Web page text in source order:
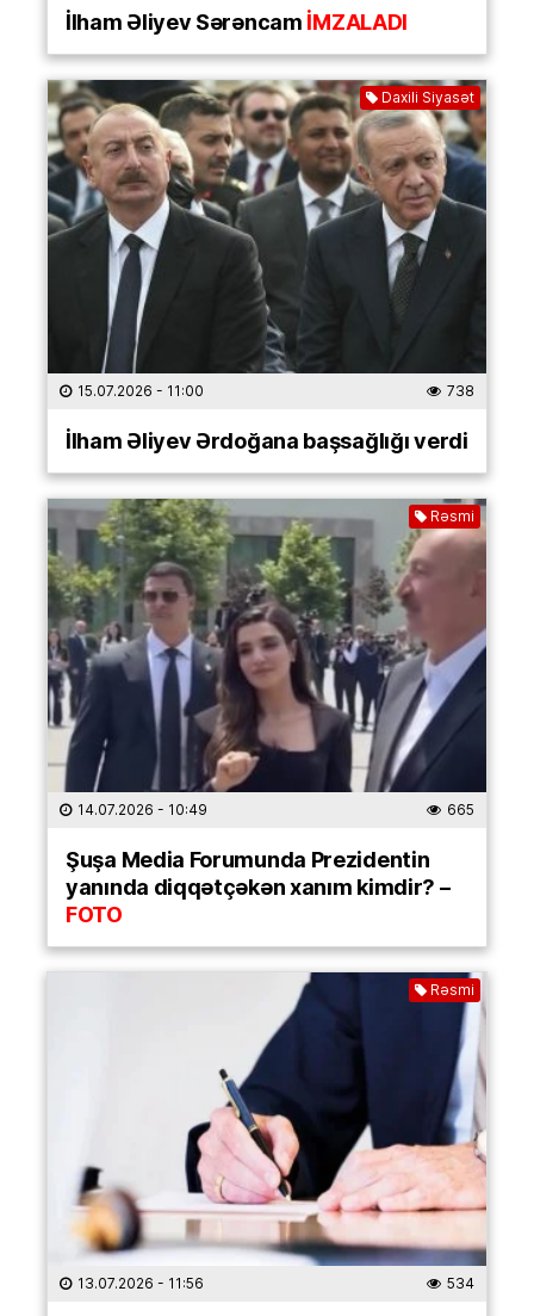
İlham Əliyev SərəncamİMZALADI
Daxili Siyasət
15.07.2026 - 11:00 738
İlham Əliyev Ərdoğana başsağlığı verdi
Rəsmi
14.07.2026 - 10:49 665
Şuşa Media Forumunda Prezidentin
yanında diqqətçəkən xanım kimdir? –
FOTO
Rəsmi
13.07.2026 - 11:56 534